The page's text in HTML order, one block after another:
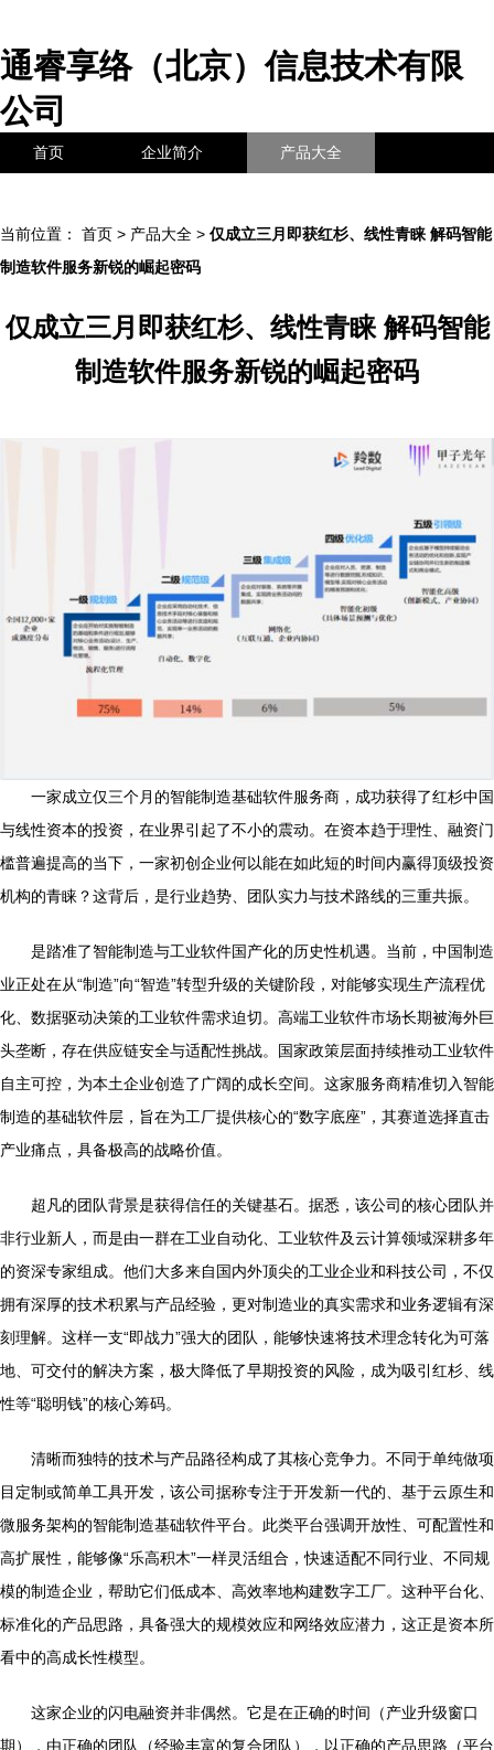
通睿享络（北京）信息技术有限
公司
首页 企业简介 产品大全
当前位置： 首页 > 产品大全 > 仅成立三月即获红杉、线性青睐 解码智能
制造软件服务新锐的崛起密码
仅成立三月即获红杉、线性青睐 解码智能
制造软件服务新锐的崛起密码
一家成立仅三个月的智能制造基础软件服务商，成功获得了红杉中国
与线性资本的投资，在业界引起了不小的震动。在资本趋于理性、融资门
槛普遍提高的当下，一家初创企业何以能在如此短的时间内赢得顶级投资
机构的青睐？这背后，是行业趋势、团队实力与技术路线的三重共振。
是踏准了智能制造与工业软件国产化的历史性机遇。当前，中国制造
业正处在从“制造”向“智造”转型升级的关键阶段，对能够实现生产流程优
化、数据驱动决策的工业软件需求迫切。高端工业软件市场长期被海外巨
头垄断，存在供应链安全与适配性挑战。国家政策层面持续推动工业软件
自主可控，为本土企业创造了广阔的成长空间。这家服务商精准切入智能
制造的基础软件层，旨在为工厂提供核心的“数字底座”，其赛道选择直击
产业痛点，具备极高的战略价值。
超凡的团队背景是获得信任的关键基石。据悉，该公司的核心团队并
非行业新人，而是由一群在工业自动化、工业软件及云计算领域深耕多年
的资深专家组成。他们大多来自国内外顶尖的工业企业和科技公司，不仅
拥有深厚的技术积累与产品经验，更对制造业的真实需求和业务逻辑有深
刻理解。这样一支“即战力”强大的团队，能够快速将技术理念转化为可落
地、可交付的解决方案，极大降低了早期投资的风险，成为吸引红杉、线
性等“聪明钱”的核心筹码。
清晰而独特的技术与产品路径构成了其核心竞争力。不同于单纯做项
目定制或简单工具开发，该公司据称专注于开发新一代的、基于云原生和
微服务架构的智能制造基础软件平台。此类平台强调开放性、可配置性和
高扩展性，能够像“乐高积木”一样灵活组合，快速适配不同行业、不同规
模的制造企业，帮助它们低成本、高效率地构建数字工厂。这种平台化、
标准化的产品思路，具备强大的规模效应和网络效应潜力，这正是资本所
看中的高成长性模型。
这家企业的闪电融资并非偶然。它是在正确的时间（产业升级窗口
期），由正确的团队（经验丰富的复合团队），以正确的产品思路（平台